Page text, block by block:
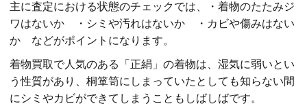
主に査定における状態のチェックでは、・着物のたたみジ
ワはないか ・シミや汚れはないか ・カビや傷みはない
か などがポイントになります。
着物買取で人気のある「正絹」の着物は、湿気に弱いとい
う性質があり、桐箪笥にしまっていたとしても知らない間
にシミやカビができてしまうこともしばしばです。